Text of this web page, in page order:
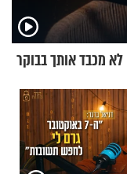
מכבד אותך בבוקר